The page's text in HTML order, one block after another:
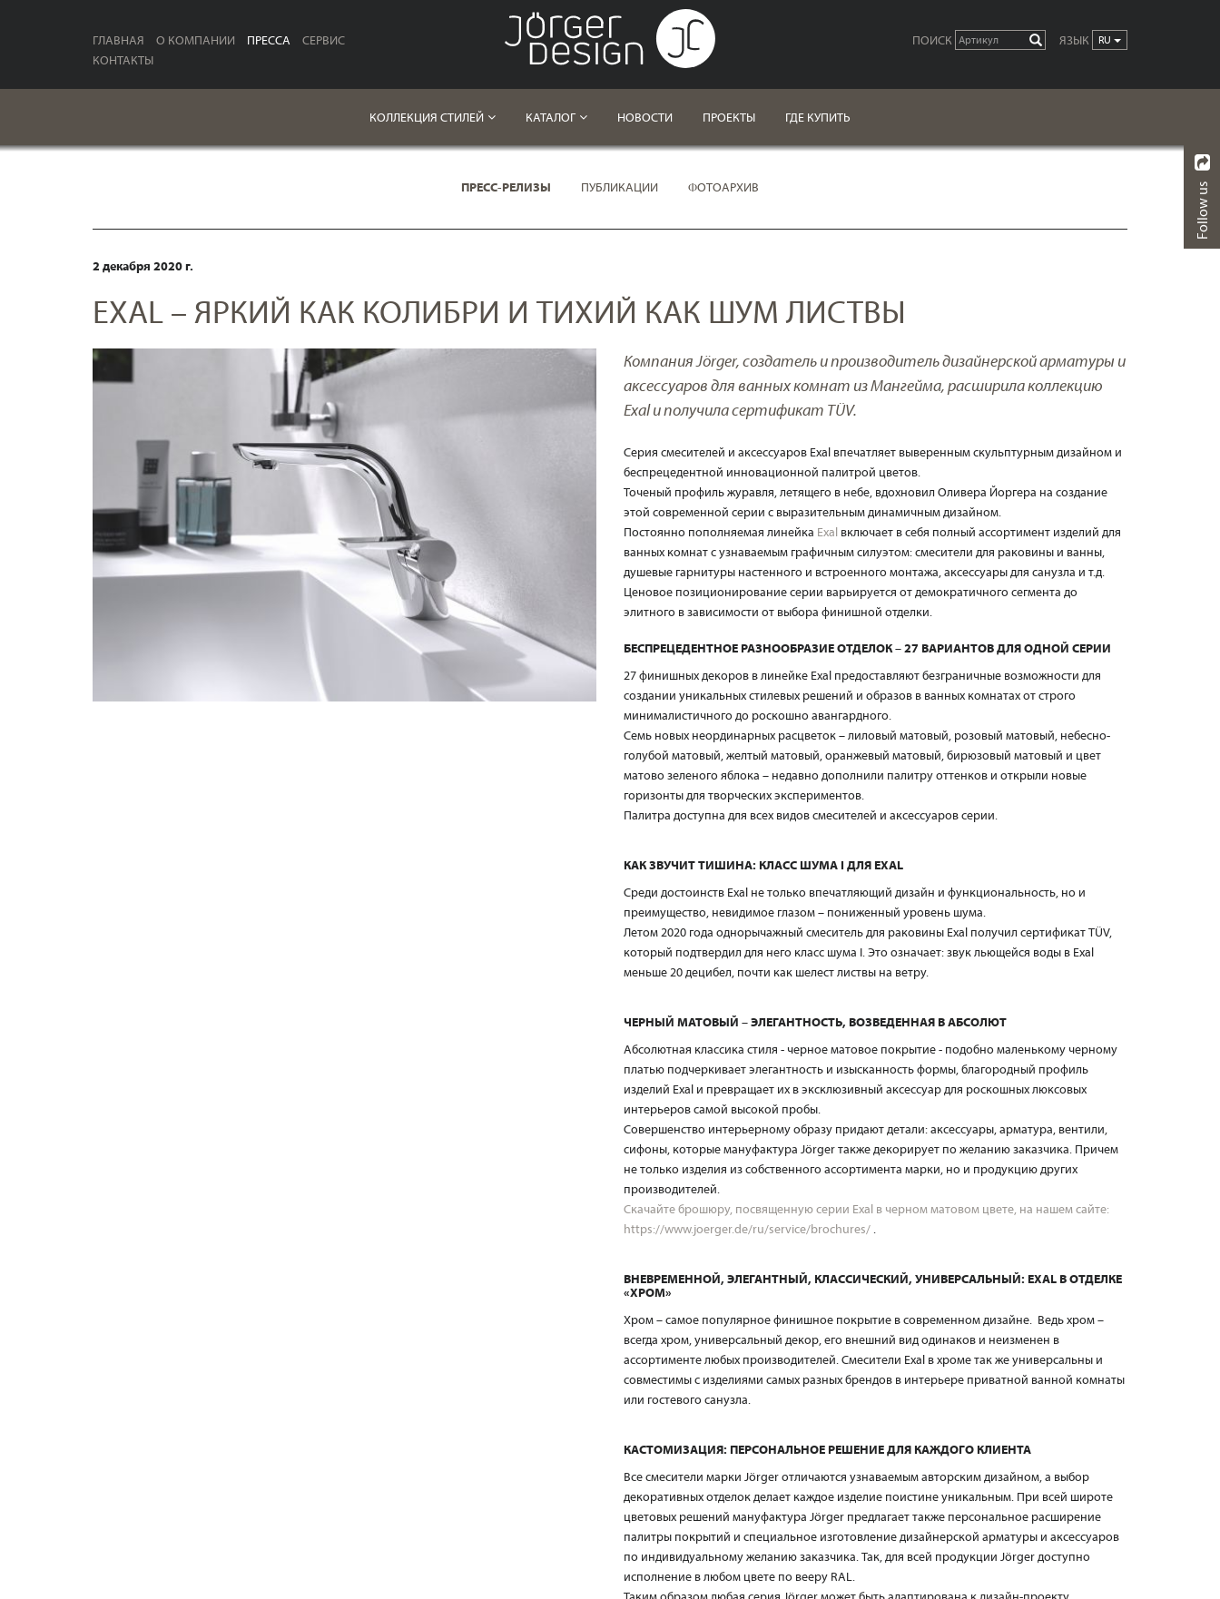
ГЛАВНАЯ О КОМПАНИИ ПРЕССА
СЕРВИС
КОНТАКТЫ
ЯЗЫК RU
ПОИСК ВЫПОЛН.
КОЛЛЕКЦИЯ СТИЛЕЙ КАТАЛОГ НОВОСТИ ПРОЕКТЫ ГДЕ КУПИТЬ
ПРЕСС-РЕЛИЗЫ ПУБЛИКАЦИИ ФОТОАРХИВ
2 декабря 2020 г.
EXAL – ЯРКИЙ КАК КОЛИБРИ И ТИХИЙ КАК ШУМ ЛИСТВЫ
Компания Jörger, создатель и производитель дизайнерской арматуры и
аксессуаров для ванных комнат из Мангейма, расширила коллекцию
Exal и получила сертификат TÜV.
Серия смесителей и аксессуаров Exal впечатляет выверенным скульптурным дизайном и
беспрецедентной инновационной палитрой цветов.
Точеный профиль журавля, летящего в небе, вдохновил Оливера Йоргера на создание
этой современной серии с выразительным динамичным дизайном.
Постоянно пополняемая линейка Exal включает в себя полный ассортимент изделий для
ванных комнат с узнаваемым графичным силуэтом: смесители для раковины и ванны,
душевые гарнитуры настенного и встроенного монтажа, аксессуары для санузла и т.д.
Ценовое позиционирование серии варьируется от демократичного сегмента до
элитного в зависимости от выбора финишной отделки.
БЕСПРЕЦЕДЕНТНОЕ РАЗНООБРАЗИЕ ОТДЕЛОК – 27 ВАРИАНТОВ ДЛЯ ОДНОЙ СЕРИИ
27 финишных декоров в линейке Exal предоставляют безграничные возможности для
создании уникальных стилевых решений и образов в ванных комнатах от строго
минималистичного до роскошно авангардного.
Семь новых неординарных расцветок – лиловый матовый, розовый матовый, небесно-
голубой матовый, желтый матовый, оранжевый матовый, бирюзовый матовый и цвет
матово зеленого яблока – недавно дополнили палитру оттенков и открыли новые
горизонты для творческих экспериментов.
Палитра доступна для всех видов смесителей и аксессуаров серии.
КАК ЗВУЧИТ ТИШИНА: КЛАСС ШУМА I ДЛЯ EXAL
Среди достоинств Exal не только впечатляющий дизайн и функциональность, но и
преимущество, невидимое глазом – пониженный уровень шума.
Летом 2020 года однорычажный смеситель для раковины Exal получил сертификат TÜV,
который подтвердил для него класс шума I. Это означает: звук льющейся воды в Exal
меньше 20 децибел, почти как шелест листвы на ветру.
ЧЕРНЫЙ МАТОВЫЙ – ЭЛЕГАНТНОСТЬ, ВОЗВЕДЕННАЯ В АБСОЛЮТ
Абсолютная классика стиля - черное матовое покрытие - подобно маленькому черному
платью подчеркивает элегантность и изысканность формы, благородный профиль
изделий Exal и превращает их в эксклюзивный аксессуар для роскошных люксовых
интерьеров самой высокой пробы.
Совершенство интерьерному образу придают детали: аксессуары, арматура, вентили,
сифоны, которые мануфактура Jörger также декорирует по желанию заказчика. Причем
не только изделия из собственного ассортимента марки, но и продукцию других
производителей.
Скачайте брошюру, посвященную серии Exal в черном матовом цвете, на нашем сайте:
https://www.joerger.de/ru/service/brochures/.
ВНЕВРЕМЕННОЙ, ЭЛЕГАНТНЫЙ, КЛАССИЧЕСКИЙ, УНИВЕРСАЛЬНЫЙ: EXAL В ОТДЕЛКЕ
«ХРОМ»
Хром – самое популярное финишное покрытие в современном дизайне. Ведь хром –
всегда хром, универсальный декор, его внешний вид одинаков и неизменен в
ассортименте любых производителей. Смесители Exal в хроме так же универсальны и
совместимы с изделиями самых разных брендов в интерьере приватной ванной комнаты
или гостевого санузла.
КАСТОМИЗАЦИЯ: ПЕРСОНАЛЬНОЕ РЕШЕНИЕ ДЛЯ КАЖДОГО КЛИЕНТА
Все смесители марки Jörger отличаются узнаваемым авторским дизайном, а выбор
декоративных отделок делает каждое изделие поистине уникальным. При всей широте
цветовых решений мануфактура Jörger предлагает также персональное расширение
палитры покрытий и специальное изготовление дизайнерской арматуры и аксессуаров
по индивидуальному желанию заказчика. Так, для всей продукции Jörger доступно
исполнение в любом цвете по вееру RAL.
Follow us